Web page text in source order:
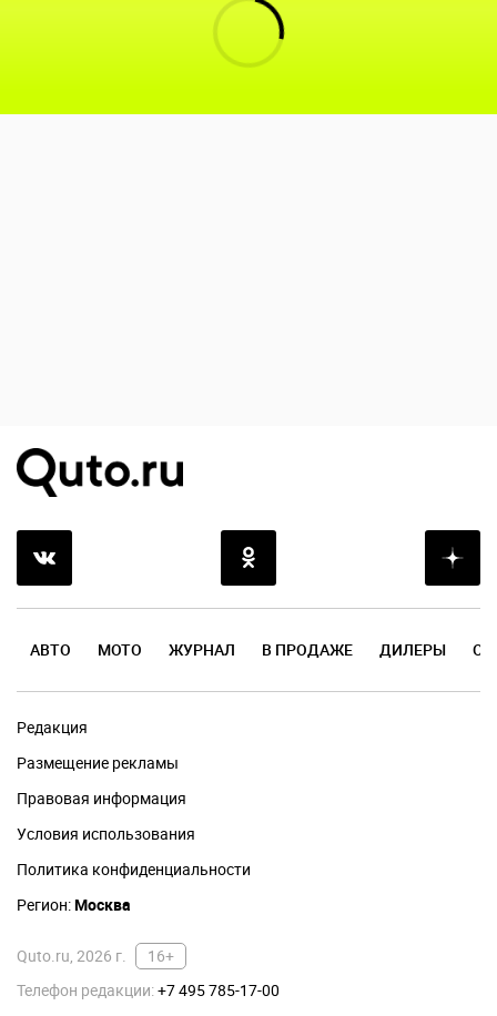
АВТО МОТО ЖУРНАЛ В ПРОДАЖЕ ДИЛЕРЫ
Редакция
Размещение рекламы
Правовая информация
Условия использования
Политика конфиденциальности
Регион:Москва
Quto.ru, 2026 г.
16+
Телефон редакции:+7 495 785-17-00